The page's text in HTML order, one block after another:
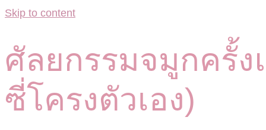
Skip to content
ศัลยกรรมจมูกครั้ง
ซี่โครงตัวเอง)